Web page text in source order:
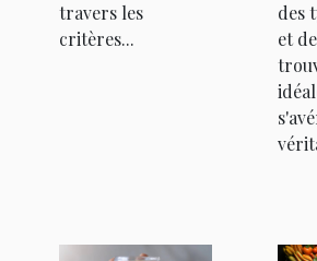
travers les
critères...
des
et